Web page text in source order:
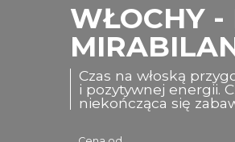
WŁOCHY -
Czas na włoską
i pozytywnej energii.
niekończąca się